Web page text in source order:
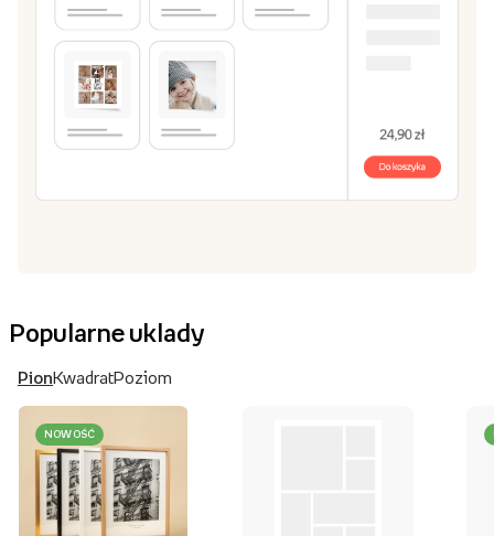
Popularne uklady
PionKwadratPoziom
NOWOŚĆ